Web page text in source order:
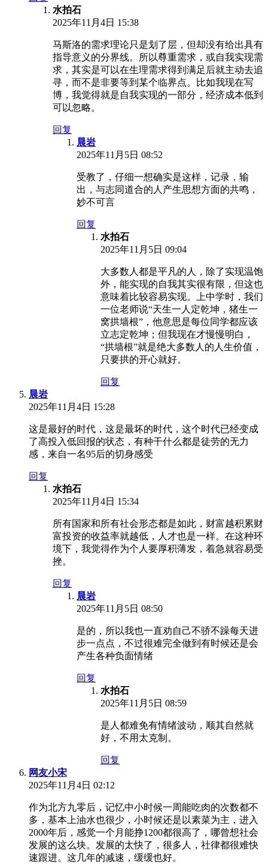
水拍石
2025年11月4日 15:38
马斯洛的需求理论只是划了层，但却没有给出具有
指导意义的分界线。所以尊重需求，或自我实现需
求，其实是可以在生理需求得到满足后就主动去追
寻，而不是非要等到某个临界点。比如我现在写
博，我觉得就是自我实现的一部分，经济成本低到
可以忽略。
回复
晨岩
2025年11月5日 08:52
受教了，仔细一想确实是这样，记录，输
出，与志同道合的人产生思想方面的共鸣，
妙不可言
回复
水拍石
2025年11月5日 09:04
大多数人都是平凡的人，除了实现温饱
外，能实现的自我其实很有限，但这也
意味着比较容易实现。上中学时，我们
一位老师说“天生一人定乾坤，猪生一
窝拱墙根”，他意思是每位同学都应该
立志定乾坤；但我现在才慢慢明白，
“拱墙根”就是绝大多数人的人生价值，
只要拱的开心就好。
回复
晨岩
2025年11月4日 15:28
这是最好的时代，这是最坏的时代，这个时代已经变成
了高投入低回报的状态，有种干什么都是徒劳的无力
感，来自一名95后的切身感受
回复
水拍石
2025年11月4日 15:34
所有国家和所有社会形态都是如此，财富越积累财
富投资的收益率就越低，人才也是一样。在这种环
境下，我觉得作为个人要厚积薄发，着急就容易受
挫。
回复
晨岩
2025年11月5日 08:50
是的，所以我也一直劝自己不骄不躁每天进
步一点点，不过很难完全做到有时候还是会
产生各种负面情绪
回复
水拍石
2025年11月5日 08:59
是人都难免有情绪波动，顺其自然就
好，不用太克制。
回复
网友小宋
2025年11月4日 02:12
作为北方九零后，记忆中小时候一周能吃肉的次数都不
多，基本上油水也很少，小时候还是以素菜为主，进入
2000年后，感觉一个月能挣1200都很高了，哪曾想社会
发展的这么块。发展的太快了，很多人，社律都很难快
速跟进。这几年的减速，缓缓也好。